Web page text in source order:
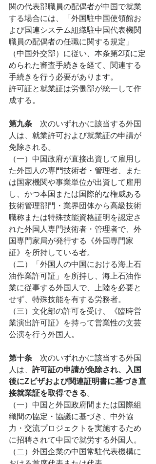
関の代表部職員の配偶者が中国で就業
する場合には、「外国駐中国使領館お
よび国連システム組織駐中国代表機関
職員の配偶者の任職に関する規定」
（中国外交部）に従い、本条第2項に定
められた審査手続きを経て、関連する
手続きを行う必要があります。
許可証と就業証は労働部が統一して作
成する。
第九条 次のいずれかに該当する外国
人は、就業許可および就業証の申請が
免除される。
（一）中国政府が直接出資して雇用し
た外国人の専門技術者・管理者、また
は国家機関や事業単位が出資して雇用
し、かつ本国または国際的な権威ある
技術管理部門・業界団体から高級技術
職称または特殊技能資格証明を認定さ
れた外国人専門技術者・管理者で、外
国専門家局が発行する《外国専門家
証》を所持している者。
（二）「外国人の中国における海上石
油作業許可証」を所持し、海上石油作
業に従事する外国人で、上陸を必要と
せず、特殊技能を有する労務者。
（三）文化部の許可を受け、《臨時営
業演出許可証》を持って営業性の文芸
公演を行う外国人。
第十条 次のいずれかに該当する外国
人は、 許可証の申請が免除され、入国
後にZビザおよび関連証明書に基づき直
接就業証を取得できる。
（一）中国と外国政府間または国際組
織間の協定・協議に基づき、中外協
力・交流プロジェクトを実施するため
に招聘されて中国で就労する外国人。
（二）外国企業の中国常駐代表機構に